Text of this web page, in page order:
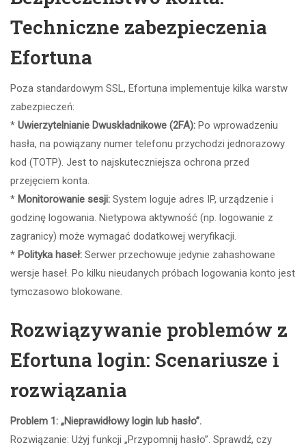
Techniczne zabezpieczenia
Efortuna
Poza standardowym SSL, Efortuna implementuje kilka warstw
zabezpieczeń:
* Uwierzytelnianie Dwuskładnikowe (2FA): Po wprowadzeniu
hasła, na powiązany numer telefonu przychodzi jednorazowy
kod (TOTP). Jest to najskuteczniejsza ochrona przed
przejęciem konta.
* Monitorowanie sesji: System loguje adres IP, urządzenie i
godzinę logowania. Nietypowa aktywność (np. logowanie z
zagranicy) może wymagać dodatkowej weryfikacji.
* Polityka haseł: Serwer przechowuje jedynie zahashowane
wersje haseł. Po kilku nieudanych próbach logowania konto jest
tymczasowo blokowane.
Rozwiązywanie problemów z
Efortuna login: Scenariusze i
rozwiązania
Problem 1: „Nieprawidłowy login lub hasło”.
Rozwiązanie: Użyj funkcji „Przypomnij hasło”. Sprawdź, czy